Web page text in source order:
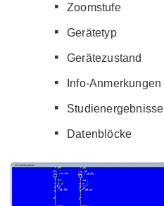
Zoomstufe
Gerätetyp
Gerätezustand
Info-Anmerkungen
Studienergebnisse
Datenblöcke